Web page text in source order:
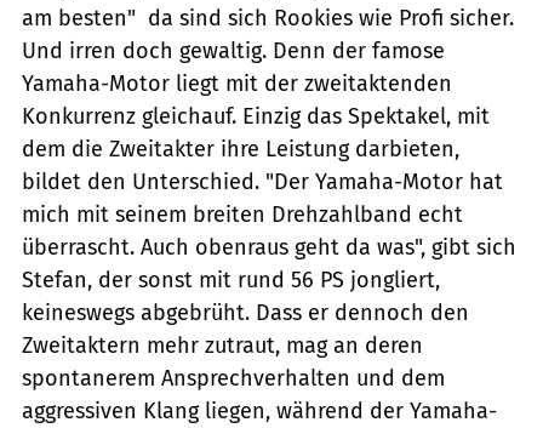
am besten"  da sind sich Rookies wie Profi sicher.
Und irren doch gewaltig. Denn der famose
Yamaha-Motor liegt mit der zweitaktenden
Konkurrenz gleichauf. Einzig das Spektakel, mit
dem die Zweitakter ihre Leistung darbieten,
bildet den Unterschied. "Der Yamaha-Motor hat
mich mit seinem breiten Drehzahlband echt
überrascht. Auch obenraus geht da was", gibt sich
Stefan, der sonst mit rund 56 PS jongliert,
keineswegs abgebrüht. Dass er dennoch den
Zweitaktern mehr zutraut, mag an deren
spontanerem Ansprechverhalten und dem
aggressiven Klang liegen, während der Yamaha-